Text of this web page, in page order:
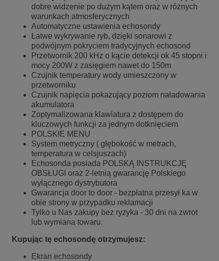
dobre widzenie po dużym kątem oraz w różnych
warunkach atmosferycznych
Automatyczne ustawienia echosondy
Łatwe wykrywanie ryb, dzięki sonarowi z
podwójnym pokryciem tradycyjnych echosond
Przetwornik 200 kHz o kącie detekcji ok 45 stopni i
mocy 200W z zasięgiem nawet do 150m
Czujnik temperatury wody umieszczony w
przetworniku
Czujnik napięcia pokazujący poziom naładowania
akumulatora
Zoptymalizowana klawiatura z dostępem do
kluczowych funkcji za jednym dotknięciem
POLSKIE MENU
System metryczny ( głębokość w metrach,
temperatura w celsjuszach)
Echosonda posiada POLSKĄ INSTRUKCJĘ
OBSŁUGI oraz 2-letnią gwarancję Polskiego
wyłącznego dystrybutora
Gwarancja door to door - bezpłatna przesył ka w
obie strony w przypadku reklamacji
Tylko u Nas zakupy bez ryzyka - 30 dni na zwrot
lub wymiana towaru.
Kupując tę echosondę otrzymujesz:
Ekran echosondy